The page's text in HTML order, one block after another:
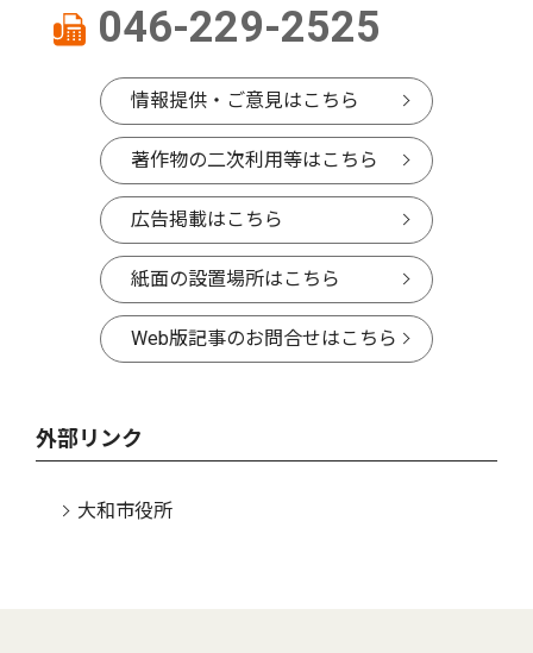
046-229-2525
情報提供・ご意見はこちら
著作物の二次利用等はこちら
広告掲載はこちら
紙面の設置場所はこちら
Web版記事のお問合せはこちら
外部リンク
大和市役所